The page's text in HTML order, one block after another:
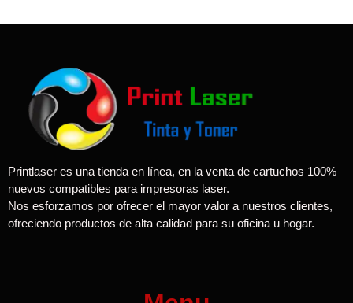
Printlaser es una tienda en línea, en la venta de cartuchos 100%
nuevos compatibles para impresoras laser.
Nos esforzamos por ofrecer el mayor valor a nuestros clientes,
ofreciendo productos de alta calidad para su oficina u hogar.